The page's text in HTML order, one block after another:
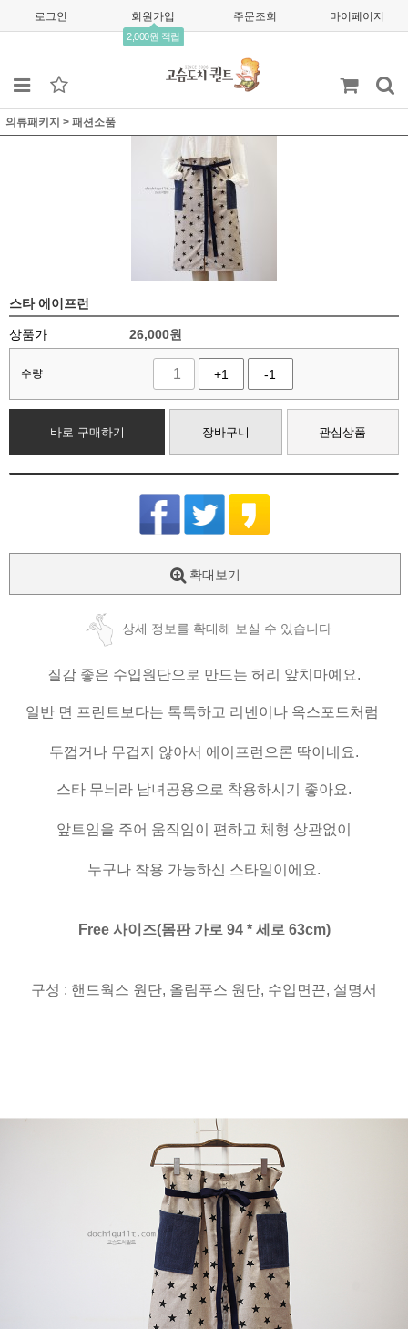
로그인 회원가입
2,000원 적립
주문조회 마이페이지
의류패키지 > 패션소품
스타 에이프런
상품가 26,000원
수량 +1 -1
바로 구매하기 장바구니 관심상품
확대보기
상세 정보를 확대해 보실 수 있습니다
질감 좋은 수입원단으로 만드는 허리 앞치마예요.
일반 면 프린트보다는 톡톡하고 리넨이나 옥스포드처럼
두껍거나 무겁지 않아서 에이프런으론 딱이네요.
스타 무늬라 남녀공용으로 착용하시기 좋아요.
앞트임을 주어 움직임이 편하고 체형 상관없이
누구나 착용 가능하신 스타일이에요.
Free 사이즈(몸판 가로 94 * 세로 63cm)
구성 : 핸드웍스 원단, 올림푸스 원단, 수입면끈, 설명서